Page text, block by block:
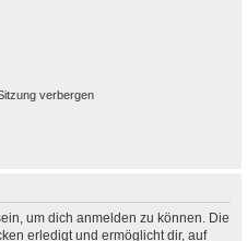
verbergen
um dich anmelden zu können. Die
erledigt und ermöglicht dir, auf